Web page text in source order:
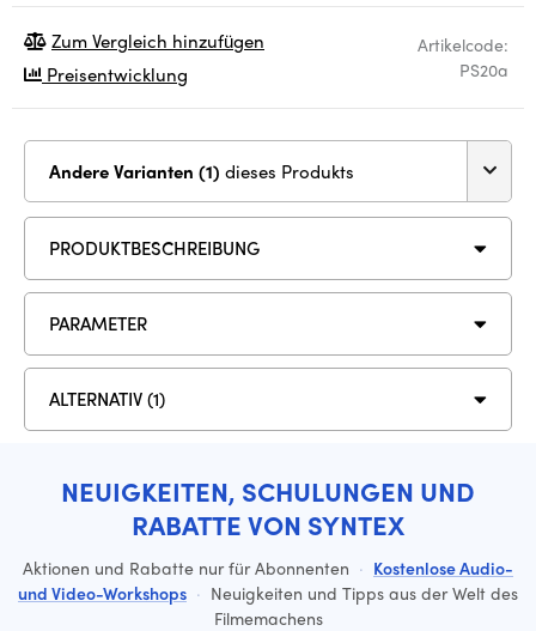
Artikelcode:
PS20a
Zum Vergleich hinzufügen
Preisentwicklung
Andere Varianten (1) dieses Produkts
PRODUKTBESCHREIBUNG
PARAMETER
ALTERNATIV (1)
NEUIGKEITEN, SCHULUNGEN UND
RABATTE VON SYNTEX
Aktionen und Rabatte nur für Abonnenten · Kostenlose Audio-
und Video-Workshops · Neuigkeiten und Tipps aus der Welt des
Filmemachens